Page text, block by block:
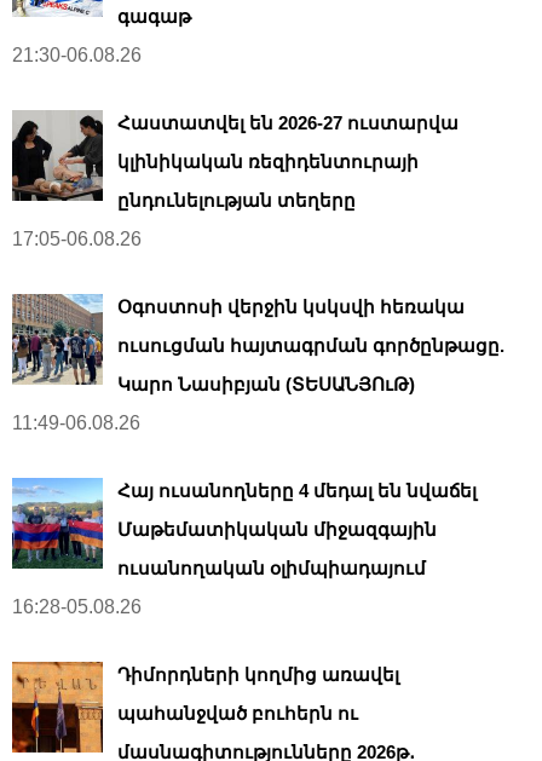
գագաթ
21:30-06.08.26
Հաստատվել են 2026-27 ուստարվա
կլինիկական ռեզիդենտուրայի
ընդունելության տեղերը
17:05-06.08.26
Օգոստոսի վերջին կսկսվի հեռակա
ուսուցման հայտագրման գործընթացը.
Կարո Նասիբյան (ՏԵՍԱՆՅՈւԹ)
11:49-06.08.26
Հայ ուսանողները 4 մեդալ են նվաճել
Մաթեմատիկական միջազգային
ուսանողական օլիմպիադայում
16:28-05.08.26
Դիմորդների կողմից առավել
պահանջված բուհերն ու
մասնագիտությունները 2026թ․